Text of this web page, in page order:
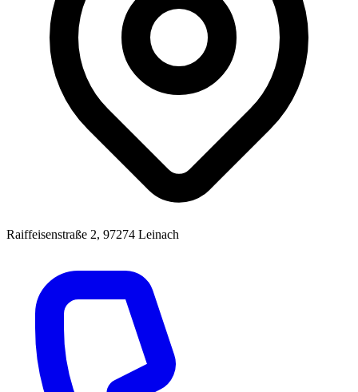
Raiffeisenstraße 2, 97274 Leinach